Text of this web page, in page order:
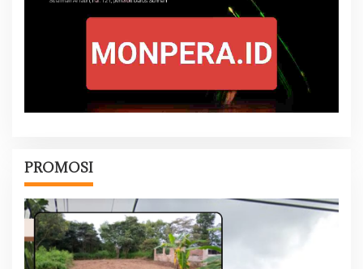
PROMOSI